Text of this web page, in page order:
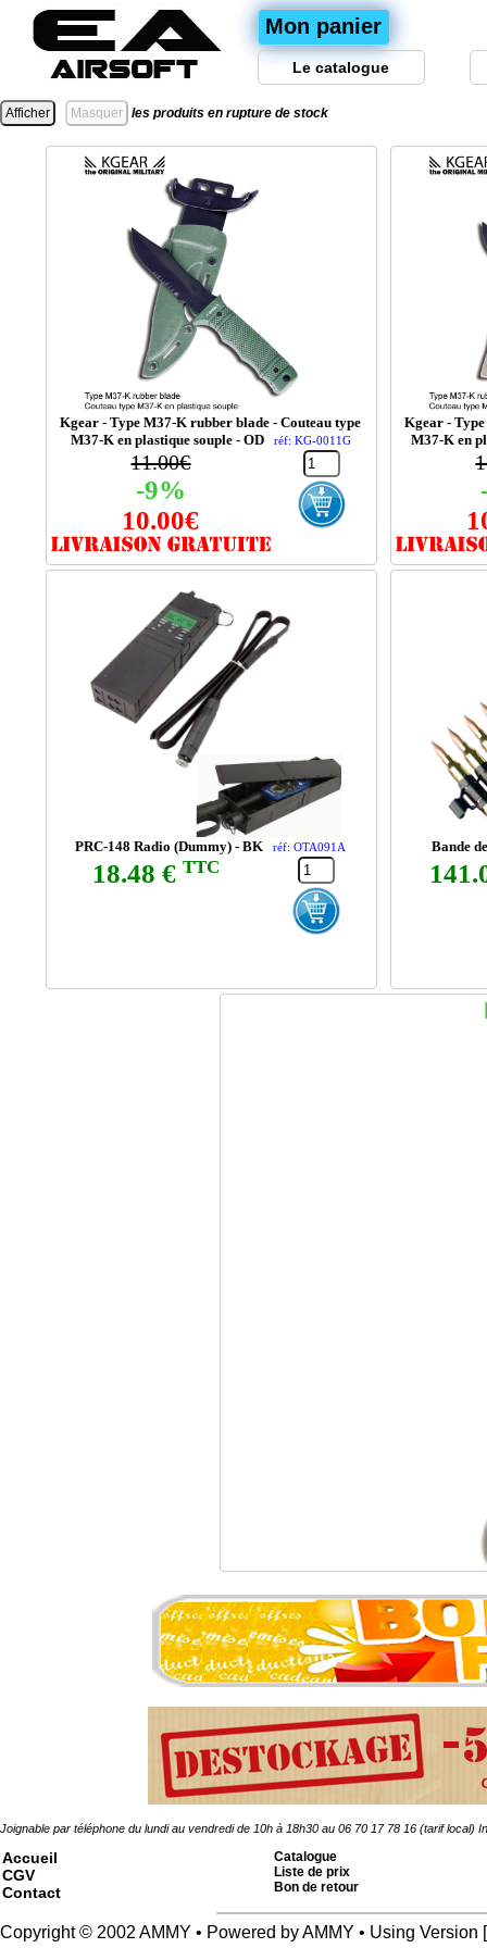
Mon panier
Le catalogue
les produits en rupture de stock
Kgear - Type M37-K rubber blade - Couteau type
M37-K en plastique souple - OD réf: KG-0011G
11.00€
-9%
10.00€
Kgear -
M37-K en
PRC-148 Radio (Dummy) - BK réf: OTA091A
18.48 € TTC
Bande
Vis HEXA brut 4x8 mm
0.19 �
Joignable par téléphone du lundi au vendredi de 10h à 18h30 au 06 70 17 78 16 (tarif local)
Accueil
CGV
Contact
Catalogue
Liste de prix
Bon de retour
Copyright © 2002 AMMY • Powered by AMMY • Using Version